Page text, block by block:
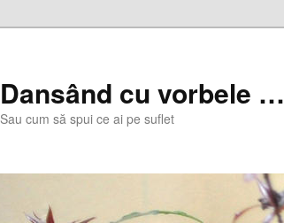
Dansând cu vorbele …
Sau cum să spui ce ai pe suflet